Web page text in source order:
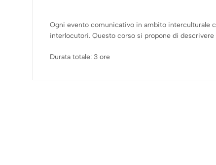
Ogni evento comunicativo in ambito interculturale
interlocutori. Questo corso si propone di
Durata totale: 3 ore